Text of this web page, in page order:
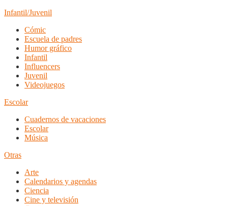
Infantil/Juvenil
Cómic
Escuela de padres
Humor gráfico
Infantil
Influencers
Juvenil
Videojuegos
Escolar
Cuadernos de vacaciones
Escolar
Música
Otras
Arte
Calendarios y agendas
Ciencia
Cine y televisión